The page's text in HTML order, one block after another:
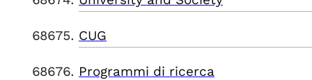
CUG
Programmi di ricerca